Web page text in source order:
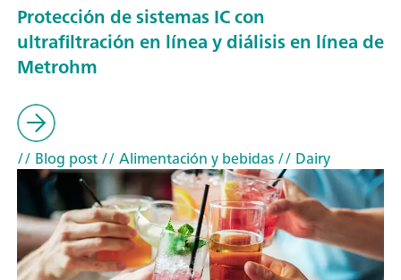
Protección de sistemas IC con
ultrafiltración en línea y diálisis en línea de
Metrohm
// Blog post// Alimentación y bebidas// Dairy